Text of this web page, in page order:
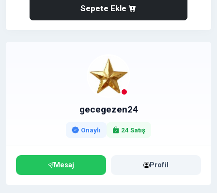
Sepete Ekle
gecegezen24
Onaylı 24 Satış
Mesaj Profil